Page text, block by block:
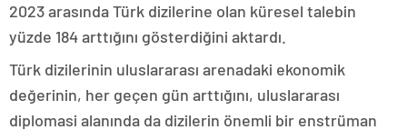
2023 arasında Türk dizilerine olan küresel talebin
yüzde 184 arttığını gösterdiğini aktardı.
Türk dizilerinin uluslararası arenadaki ekonomik
değerinin, her geçen gün arttığını, uluslararası
diplomasi alanında da dizilerin önemli bir enstrüman